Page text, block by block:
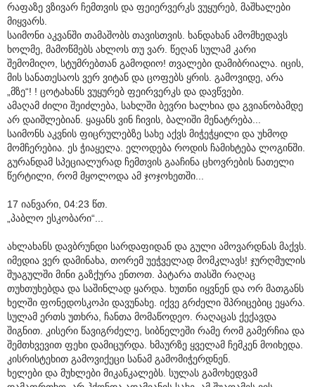
რაფაზე ვზივარ ჩემთვის და ფეიერვერკს ვუყურებ, მაშხალები
მიყვარს.
საიმონი აკვანში თამაშობს თავისთვის. ხანდახან ამომხედავს
ხოლმე, მამოწმებს ახლოს თუ ვარ. წეღან სულამ კარი
შემომიღო, სტუმრებთან გამოდიო! თვალები დამიბრიალა. იცის,
მის სანათესაოს ვერ ვიტან და ცოფებს ყრის. გამოვიდე, არა
„მზე“! ! ცოტახანს ვუყურებ ფეირვერკს და დავწვები.
ამაღამ ძილი შეიძლება, სახლში ბევრი ხალხია და გვიანობამდე
არ დაიშლებიან. ყაყანს ვინ ჩივის, ბალიში მენატრება...
საიმონს აკვნის ფიცრულებზე სახე აქვს მიჭეჭყილი და უხმოდ
მომჩერებია. ეს ჭიაყელა. ელოდება როდის ჩამიხტება ლოგინში.
გურანდამ სპეციალურად ჩემთვის გააჩინა ცხოვრების ნათელი
წერტილი, რომ მყოლოდა ამ ჯოჯოხეთში...
17 იანვარი, 04:23 წთ.
„პაბლო ესკობარი“...
ახლახანს დავბრუნდი სარდაფიდან და გული ამოვარდნას მაქვს.
იმედია ვერ დამინახა, თორემ უეჭველად მომკლავს! ჯურღმულის
შუაგულში მინი გაზქურა ენთოთ. პატარა თასში რაღაც
თუხთუხებდა და საშინლად ყარდა. ხუთნი იყვნენ და ორ მათგანს
ხელში ფონედოსკოპი დავუნახე. იქვე გრძელი შპრიცებიც ეყარა.
სულამ ერთს უთხრა, ჩანთა მომაწოდეო. რაღაცას ქექავდა
შიგნით. კისერი წავიგრძელე, სიბნელეში რამე რომ გამერჩია და
შემთხვევით ფეხი დამიცურდა. ხმაურზე ყველამ ჩემკენ მოიხედა.
კისრისტეხით გამოვიქეცი სანამ გამომიჭერდნენ.
ხელები და მუხლები მიკანკალებს. სულას გამოხედვამ